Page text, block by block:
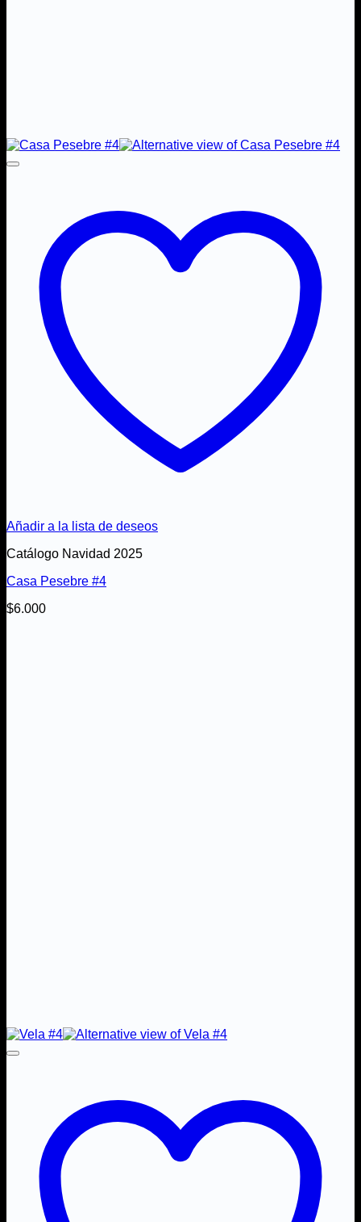
Añadir a la lista de deseos
Catálogo Navidad 2025
Casa Pesebre #4
$6.000